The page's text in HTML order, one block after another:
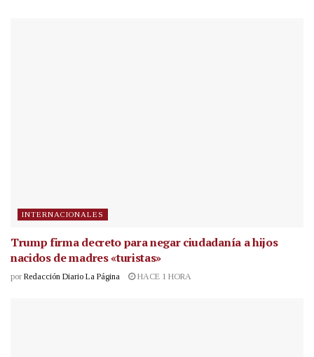
INTERNACIONALES
Trump firma decreto para negar ciudadanía a hijos
nacidos de madres «turistas»
por Redacción Diario La Página HACE 1 HORA